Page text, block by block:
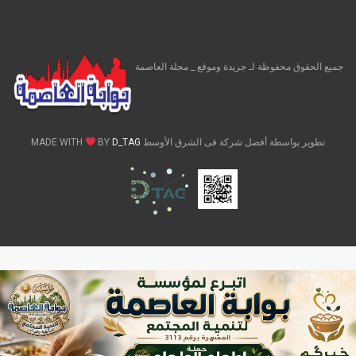
جميع الحقوق محفوظة لـ جريدة وموقع _ مجلة العاصمة
تطوير بواسطة أفضل شركة فى الشرق الأوسط MADE WITH BY D_TAG